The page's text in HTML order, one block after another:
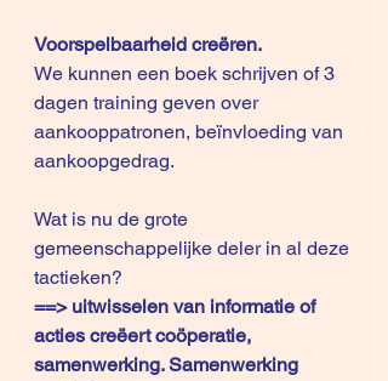
Voorspelbaarheid creëren.
We kunnen een boek schrijven of 3
dagen training geven over
aankooppatronen, beïnvloeding van
aankoopgedrag.
Wat is nu de grote
gemeenschappelijke deler in al deze
tactieken?
==> uitwisselen van informatie of
acties creëert coöperatie,
samenwerking. Samenwerking